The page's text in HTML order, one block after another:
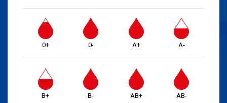
0+ 0- A+ A-
B+ B- AB+ AB-